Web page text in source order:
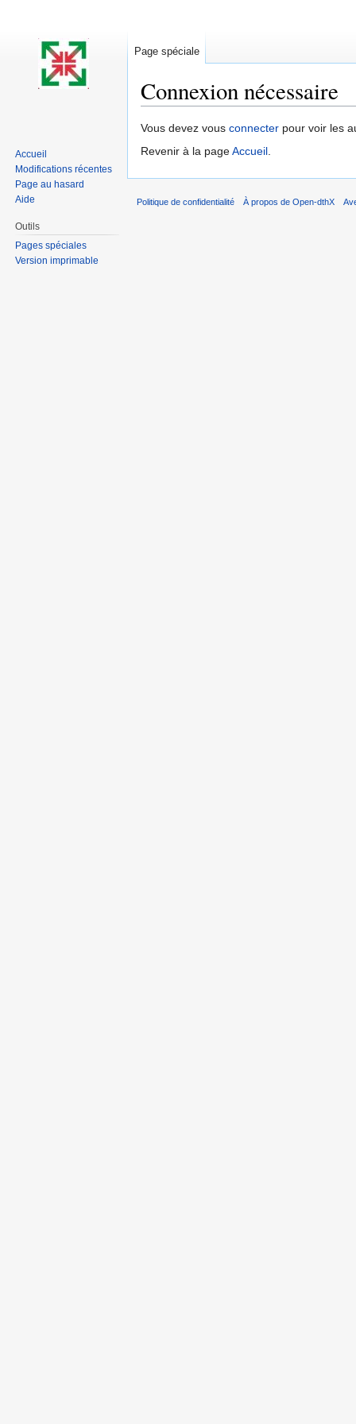
Connexion nécessaire
Vous devez vous connecter pour voir les
Revenir à la pageAccueil.
Page spéciale
Accueil
Modifications récentes
Page au hasard
Aide
Outils
Pages spéciales
Version imprimable
Politique de confidentialité À propos de Open-dthX